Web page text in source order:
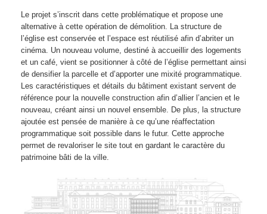
Le projet s’inscrit dans cette problématique et propose une
alternative à cette opération de démolition. La structure de
l’église est conservée et l’espace est réutilisé afin d’abriter un
cinéma. Un nouveau volume, destiné à accueillir des logements
et un café, vient se positionner à côté de l’église permettant ainsi
de densifier la parcelle et d’apporter une mixité programmatique.
Les caractéristiques et détails du bâtiment existant servent de
référence pour la nouvelle construction afin d’allier l’ancien et le
nouveau, créant ainsi un nouvel ensemble. De plus, la structure
ajoutée est pensée de manière à ce qu’une réaffectation
programmatique soit possible dans le futur. Cette approche
permet de revaloriser le site tout en gardant le caractère du
patrimoine bâti de la ville.